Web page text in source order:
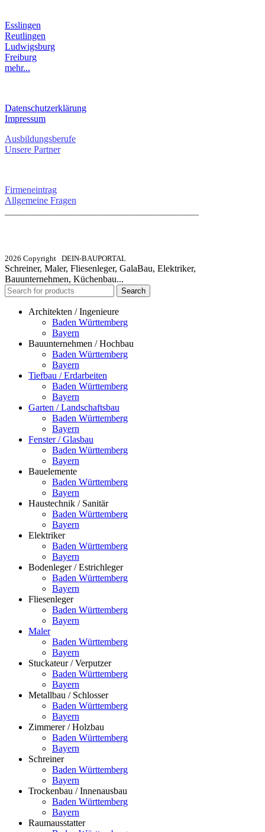
Esslingen
Reutlingen
Ludwigsburg
Freiburg
mehr...
Datenschutzerklärung
Impressum
Ausbildungsberufe
Unsere Partner
Firmeneintrag
Allgemeine Fragen
2026 Copyright DEIN-BAUPORTAL
Schreiner, Maler, Fliesenleger, GalaBau, Elektriker,
Bauunternehmen, Küchenbau...
Search
Architekten / Ingenieure
Baden Württemberg
Bayern
Bauunternehmen / Hochbau
Baden Württemberg
Bayern
Tiefbau / Erdarbeiten
Baden Württemberg
Bayern
Garten / Landschaftsbau
Baden Württemberg
Bayern
Fenster / Glasbau
Baden Württemberg
Bayern
Bauelemente
Baden Württemberg
Bayern
Haustechnik / Sanitär
Baden Württemberg
Bayern
Elektriker
Baden Württemberg
Bayern
Bodenleger / Estrichleger
Baden Württemberg
Bayern
Fliesenleger
Baden Württemberg
Bayern
Maler
Baden Württemberg
Bayern
Stuckateur / Verputzer
Baden Württemberg
Bayern
Metallbau / Schlosser
Baden Württemberg
Bayern
Zimmerer / Holzbau
Baden Württemberg
Bayern
Schreiner
Baden Württemberg
Bayern
Trockenbau / Innenausbau
Baden Württemberg
Bayern
Raumausstatter